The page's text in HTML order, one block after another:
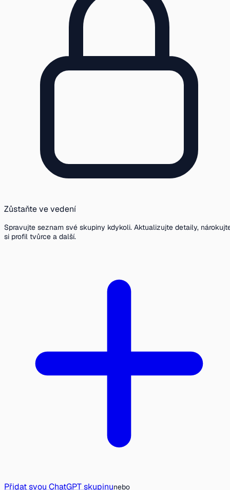
Zůstaňte ve vedení
Spravujte seznam své skupiny kdykoli. Aktualizujte detaily,
si profil tvůrce a další.
Přidat svou ChatGPT skupinunebo